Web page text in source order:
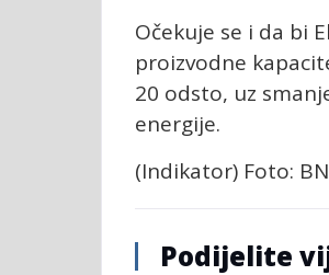
Očekuje se i da bi
proizvodne
20 odsto, uz
energije.
(Indikator) Foto: BN
Podijelite